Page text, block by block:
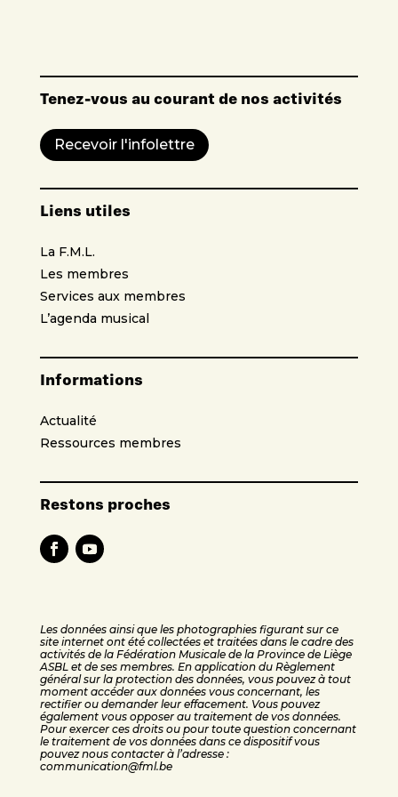
Tenez-vous au courant de nos activités
Recevoir l'infolettre
Liens utiles
La F.M.L.
Les membres
Services aux membres
L’agenda musical
Informations
Actualité
Ressources membres
Restons proches
Les données ainsi que les photographies figurant sur ce
site internet ont été collectées et traitées dans le cadre des
activités de la Fédération Musicale de la Province de Liège
ASBL et de ses membres. En application du Règlement
général sur la protection des données, vous pouvez à tout
moment accéder aux données vous concernant, les
rectifier ou demander leur effacement. Vous pouvez
également vous opposer au traitement de vos données.
Pour exercer ces droits ou pour toute question concernant
le traitement de vos données dans ce dispositif vous
pouvez nous contacter à l’adresse :
communication@fml.be